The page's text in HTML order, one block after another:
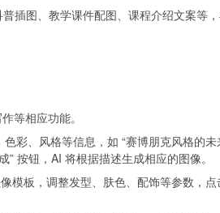
插图、教学课件配图、课程介绍文案等
等相应功能。
彩、风格等信息，如 “赛博朋克风格的
按钮，AI 将根据描述生成相应的图像。
模板，调整发型、肤色、配饰等参数，点